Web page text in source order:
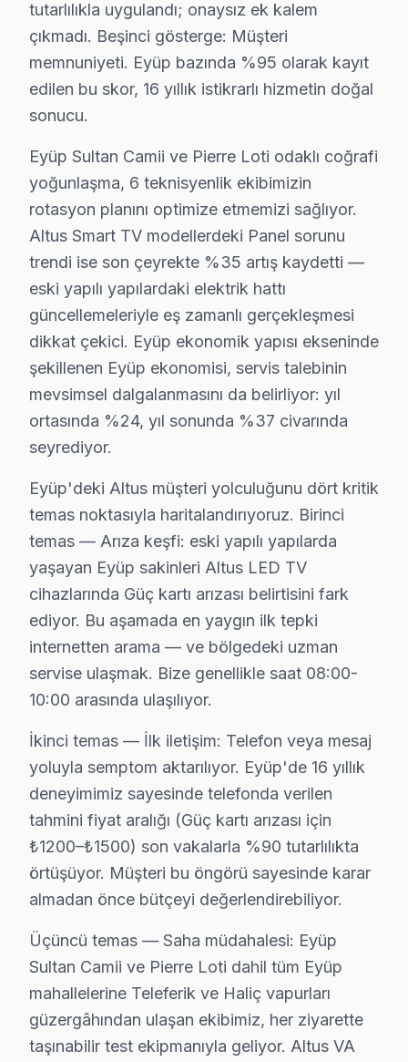
Pirinççi'de Altus TV Servisi
Pirinççi Mahallesi sakinleri için Altus panel tamir
Rami Cuma'da Altus TV Servisi
Rami Yeni'de Altus TV Servisi
Rami Yeni Mahallesi'nde Altus panel servisi ihtiyacı
Sakarya Mahallesi'nde Altus set tamiri için seçim
Silahtarağa'da Altus TV Servisi
Silahtarağa Mahallesi'nde Altus TV tamiri arayanlar,
Topçular'da Altus TV Servisi
Topçular Mahallesi, yoğun konut yapısıyla bilinen bir
Yeşilpınar, genellikle farklı yaş gruplarını
Altus Arıza Profili: Yaş Grubu Analizi
Eyüp bölgesinde Altus TV tamiri, farklı yaş
Eyüp'de Her Kuşağa Altus Servisi: Fabrika
Eyüp bölgesinde farklı yaş gruplarındaki
Eyüp Altus servis - TV Tamiri
Eyüp'da yaşayıp Altus ekran arızasıyla karşılaşmak
Teleferik ile ulaşabileceğiniz herhangi bir adreste,
Şöyle de düşünebilirsiniz: UHD teknolojisini tanıyan
Dikkat çekmek istediğimiz bir şey var: kapıda ödeme
Neden Eyüp'de Altus teknik desteği Tercih
Eyüp Altus TV Ekran Anakart Profesyonel Servis ve Tamir
Eyüp'da Altus LED TV'niz bozulduğunda aklınıza
• Eyüp'de 25+ sertifikalı teknisyen Altus
• Eyüp'de sadece orijinal parça kullanıyoruz. kapıda
• Profesyonel teşhis ekipmanımızla (osiloskop, ESR
tutarlılıkla uygulandı; onaysız ek kalem
çıkmadı. Beşinci gösterge: Müşteri
memnuniyeti. Eyüp bazında %95 olarak kayıt
edilen bu skor, 16 yıllık istikrarlı hizmetin doğal
sonucu.
Eyüp Sultan Camii ve Pierre Loti odaklı coğrafi
yoğunlaşma, 6 teknisyenlik ekibimizin
rotasyon planını optimize etmemizi sağlıyor.
Altus Smart TV modellerdeki Panel sorunu
trendi ise son çeyrekte %35 artış kaydetti —
eski yapılı yapılardaki elektrik hattı
güncellemeleriyle eş zamanlı gerçekleşmesi
dikkat çekici. Eyüp ekonomik yapısı ekseninde
şekillenen Eyüp ekonomisi, servis talebinin
mevsimsel dalgalanmasını da belirliyor: yıl
ortasında %24, yıl sonunda %37 civarında
seyrediyor.
Eyüp'deki Altus müşteri yolculuğunu dört kritik
temas noktasıyla haritalandırıyoruz. Birinci
temas — Arıza keşfi: eski yapılı yapılarda
yaşayan Eyüp sakinleri Altus LED TV
cihazlarında Güç kartı arızası belirtisini fark
ediyor. Bu aşamada en yaygın ilk tepki
internetten arama — ve bölgedeki uzman
servise ulaşmak. Bize genellikle saat 08:00-
10:00 arasında ulaşılıyor.
İkinci temas — İlk iletişim: Telefon veya mesaj
yoluyla semptom aktarılıyor. Eyüp'de 16 yıllık
deneyimimiz sayesinde telefonda verilen
tahmini fiyat aralığı (Güç kartı arızası için
₺1200–₺1500) son vakalarla %90 tutarlılıkta
örtüşüyor. Müşteri bu öngörü sayesinde karar
almadan önce bütçeyi değerlendirebiliyor.
Üçüncü temas — Saha müdahalesi: Eyüp
Sultan Camii ve Pierre Loti dahil tüm Eyüp
mahallelerine Teleferik ve Haliç vapurları
güzergâhından ulaşan ekibimiz, her ziyarette
taşınabilir test ekipmanıyla geliyor. Altus VA